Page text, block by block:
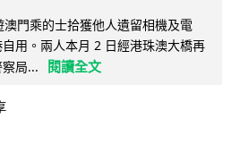
門乘的士拾獲他人遺留相機及電
用。兩人本月 2 日經港珠澳大橋再
局...
閱讀全文